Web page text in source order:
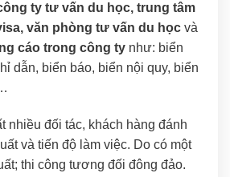
ty tư vấn du học, trung tâm
văn phòng tư vấn du học và
cáo trong công ty như: biển
dẫn, biển báo, biển nội quy, biển
nhiều đối tác, khách hàng đánh
và tiến độ làm việc. Do có một
thi công tương đối đông đảo.